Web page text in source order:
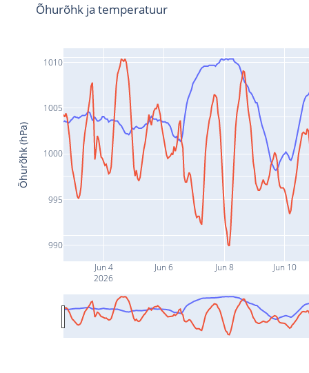
Jun 4
2026
Jun 6 Jun 8 Jun 10
990
995
1000
1005
1010
Õhurõhk ja temperatuur
Õhurõhk (hPa)